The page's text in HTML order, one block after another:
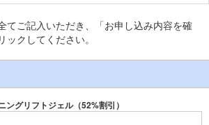
てご記入いただき、「お申し込み内容を確
クしてください。
ングリフトジェル（52%割引）